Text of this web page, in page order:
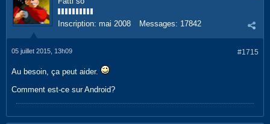
Inscription: mai 2008 Messages: 17842
#1715
05 juillet 2015, 13h09
Au besoin, ça peut aider.
Comment est-ce sur Android?